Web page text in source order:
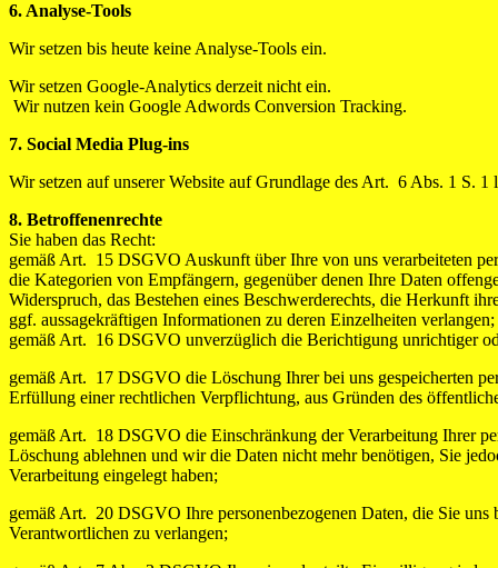
6. Analyse-Tools
Wir setzen bis heute keine Analyse-Tools ein.
Wir setzen Google-Analytics derzeit nicht ein.
Wir nutzen kein Google Adwords Conversion Tracking.
7. Social Media Plug-ins
Wir setzen auf unserer Website auf Grundlage des Art. 6 Abs. 1 S.
8. Betroffenenrechte
Sie haben das Recht:
gemäß Art. 15 DSGVO Auskunft über Ihre von uns verarbeiteten
die Kategorien von Empfängern, gegenüber denen Ihre Daten
Widerspruch, das Bestehen eines Beschwerderechts, die Herkunft
ggf. aussagekräftigen Informationen zu deren Einzelheiten verlangen;
gemäß Art. 16 DSGVO unverzüglich die Berichtigung unrichtiger
gemäß Art. 17 DSGVO die Löschung Ihrer bei uns gespeicherten
Erfüllung einer rechtlichen Verpflichtung, aus Gründen des
gemäß Art. 18 DSGVO die Einschränkung der Verarbeitung Ihrer
Löschung ablehnen und wir die Daten nicht mehr benötigen, Sie
Verarbeitung eingelegt haben;
gemäß Art. 20 DSGVO Ihre personenbezogenen Daten, die Sie uns
Verantwortlichen zu verlangen;